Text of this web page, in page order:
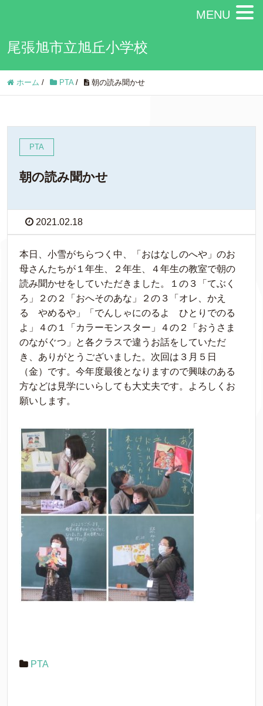
尾張旭市立旭丘小学校
ホーム / PTA/ 朝の読み聞かせ
PTA
朝の読み聞かせ
2021.02.18
本日、小雪がちらつく中、「おはなしのへや」のお
母さんたちが１年生、２年生、４年生の教室で朝の
読み聞かせをしていただきました。１の３「てぶく
ろ」２の２「おへそのあな」２の３「オレ、かえ
る やめるや」「でんしゃにのるよ ひとりでのる
よ」４の１「カラーモンスター」４の２「おうさま
のながぐつ」と各クラスで違うお話をしていただ
き、ありがとうございました。次回は３月５日
（金）です。今年度最後となりますので興味のある
方などは見学にいらしても大丈夫です。よろしくお
願いします。
PTA
MENU